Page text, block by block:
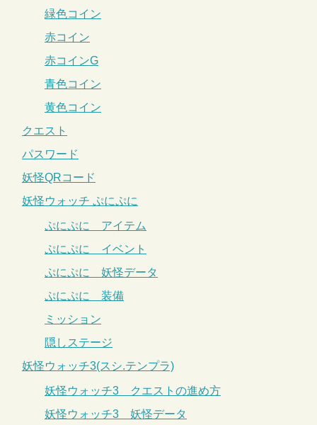
緑色コイン
赤コイン
赤コインG
青色コイン
黄色コイン
クエスト
パスワード
妖怪QRコード
妖怪ウォッチ ぷにぷに
ぷにぷに アイテム
ぷにぷに イベント
ぷにぷに 妖怪データ
ぷにぷに 装備
ミッション
隠しステージ
妖怪ウォッチ3(スシ.テンプラ)
妖怪ウォッチ3 クエストの進め方
妖怪ウォッチ3 妖怪データ